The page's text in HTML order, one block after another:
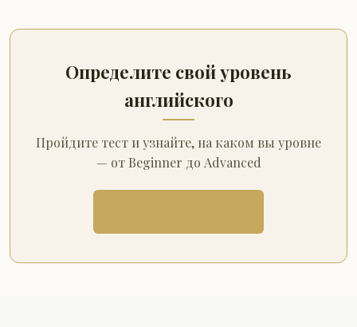
Определите свой уровень
английского
Пройдите тест и узнайте, на каком вы уровне
— от Beginner до Advanced